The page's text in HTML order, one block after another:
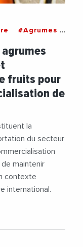
#Agrumes
fruits pour
de
la
du secteur
maintenir
contexte
international.